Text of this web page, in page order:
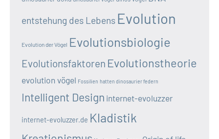
entstehung des Lebens Evolution
Evolution der Vögel Evolutionsbiologie
Evolutionsfaktoren Evolutionstheorie
evolution vögel Fossilien hatten dinosaurier federn
Intelligent Design internet-evoluzzer
internet-evoluzzer.de Kladistik